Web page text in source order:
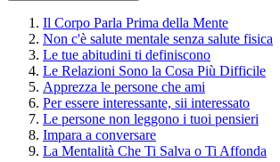
Il Corpo Parla Prima della Mente
Non c'è salute mentale senza salute fisica
Le tue abitudini ti definiscono
Le Relazioni Sono la Cosa Più Difficile
Apprezza le persone che ami
Per essere interessante, sii interessato
Le persone non leggono i tuoi pensieri
Impara a conversare
La Mentalità Che Ti Salva o Ti Affonda